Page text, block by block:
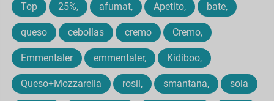
Top 25%, afumat, Apetito, bate,
queso cebollas cremo Cremo,
Emmentaler emmentaler, Kidiboo,
Queso+Mozzarella rosii, smantana, soia